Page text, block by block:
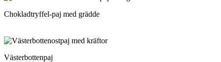
Chokladtryffel-paj med grädde
Västerbottenpaj